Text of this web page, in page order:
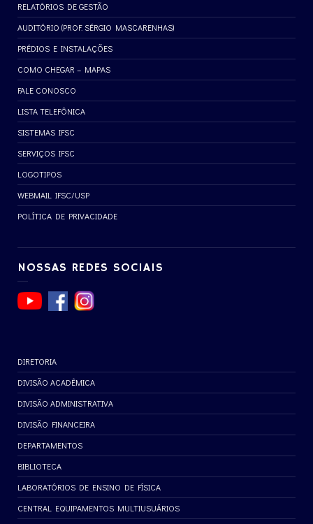
RELATÓRIOS DE GESTÃO
AUDITÓRIO (PROF. SÉRGIO MASCARENHAS)
PRÉDIOS E INSTALAÇÕES
COMO CHEGAR – MAPAS
FALE CONOSCO
LISTA TELEFÔNICA
SISTEMAS IFSC
SERVIÇOS IFSC
LOGOTIPOS
WEBMAIL IFSC/USP
POLÍTICA DE PRIVACIDADE
NOSSAS REDES SOCIAIS
DIRETORIA
DIVISÃO ACADÊMICA
DIVISÃO ADMINISTRATIVA
DIVISÃO FINANCEIRA
DEPARTAMENTOS
BIBLIOTECA
LABORATÓRIOS DE ENSINO DE FÍSICA
CENTRAL EQUIPAMENTOS MULTIUSUÁRIOS